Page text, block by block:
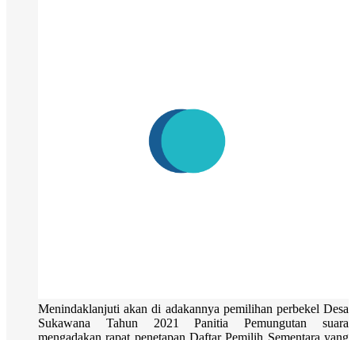
Menindaklanjuti akan di adakannya pemilihan perbekel Desa
Sukawana Tahun 2021 Panitia Pemungutan suara